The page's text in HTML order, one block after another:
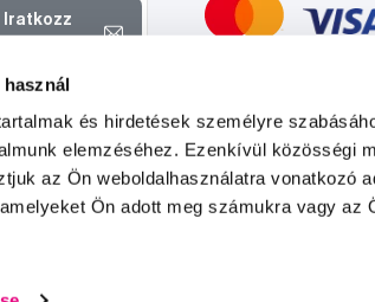
és hirdetések személyre
elemzéséhez. Ezenkívül közösségi
az Ön weboldalhasználatra vonatkozó
Ön adott meg számukra vagy az
Iratkozz
és